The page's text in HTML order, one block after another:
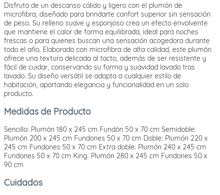
Disfruta de un descanso cálido y ligero con el plumón de
microfibra, diseñado para brindarte confort superior sin sensación
de peso. Su relleno suave y esponjoso crea un efecto envolvente
que mantiene el calor de forma equilibrada, ideal para noches
frescas o para quienes buscan una sensación acogedora durante
todo el año. Elaborado con microfibra de alta calidad, este plumón
ofrece una textura delicada al tacto, además de ser resistente y
fácil de cuidar, conservando su forma y suavidad lavado tras
lavado. Su diseño versátil se adapta a cualquier estilo de
habitación, aportando elegancia y funcionalidad en un solo
producto.
Medidas de Producto
Sencillo: Plumón 180 x 245 cm Fundón 50 x 70 cm Semidoble:
Plumón 200 x 245 cm Fundones 50 x 70 cm Doble: Plumón 220 x
245 cm Fundones 50 x 70 cm Extra doble: Plumón 240 x 245 cm
Fundones 50 x 70 cm King: Plumón 280 x 245 cm Fundones 50 x
90 cm
Cuidados